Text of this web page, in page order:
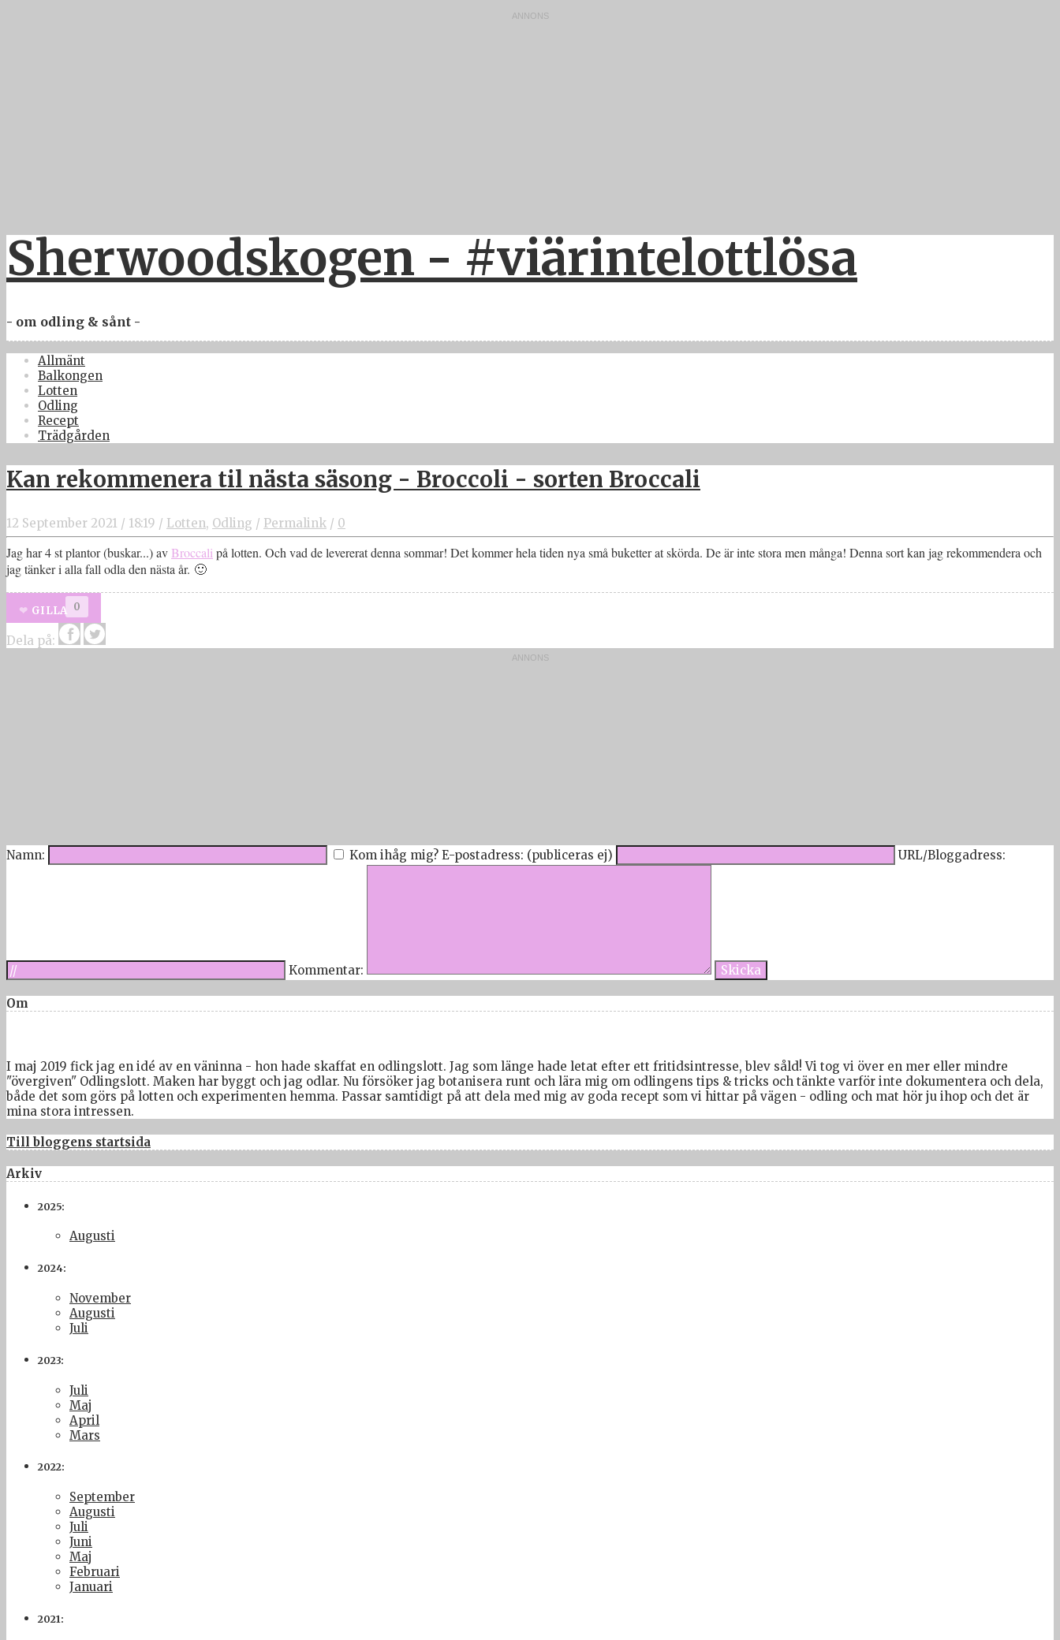
Sherwoodskogen - #viärintelottlösa
- om odling & sånt -
Allmänt
Balkongen
Lotten
Odling
Recept
Trädgården
Kan rekommenera til nästa säsong - Broccoli - sorten Broccali
12 September 2021 / 18:19 / Lotten, Odling / Permalink / 0
Jag har 4 st plantor (buskar...) av Broccali på lotten. Och vad de levererat denna sommar! Det kommer hela tiden nya små buketter at skörda. De är inte stora men många! Denna sort kan jag rekommendera och
jag tänker i alla fall odla den nästa år. 🙂
0
GILLA
Dela på:
Namn: Kom ihåg mig? E-postadress: (publiceras ej) URL/Bloggadress:
Kommentar:
Om
I maj 2019 fick jag en idé av en väninna - hon hade skaffat en odlingslott. Jag som länge hade letat efter ett fritidsintresse, blev såld! Vi tog vi över en mer eller mindre
"övergiven" Odlingslott. Maken har byggt och jag odlar. Nu försöker jag botanisera runt och lära mig om odlingens tips & tricks och tänkte varför inte dokumentera och dela,
både det som görs på lotten och experimenten hemma. Passar samtidigt på att dela med mig av goda recept som vi hittar på vägen - odling och mat hör ju ihop och det är
mina stora intressen.
Till bloggens startsida
Arkiv
2025:
Augusti
2024:
November
Augusti
Juli
2023:
Juli
Maj
April
Mars
2022:
September
Augusti
Juli
Juni
Maj
Februari
Januari
2021: